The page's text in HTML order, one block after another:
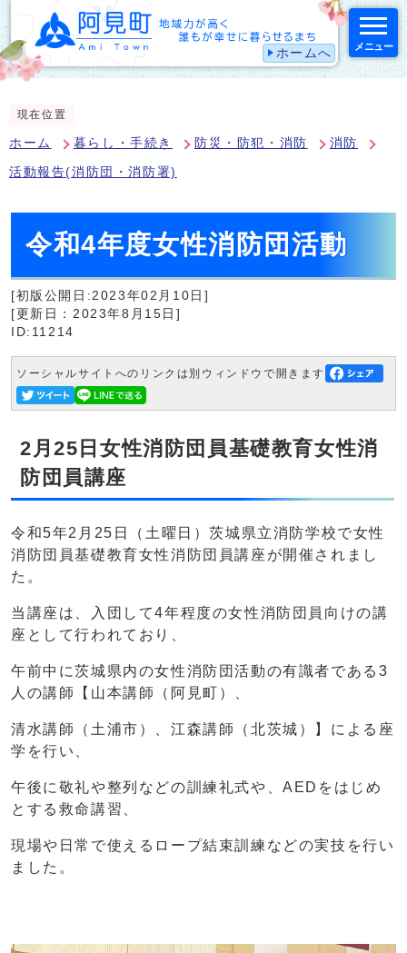
ホームへ メニュー
現在位置
ホーム 暮らし・手続き 防災・防犯・消防 消防
活動報告(消防団・消防署)
令和4年度女性消防団活動
[初版公開日:2023年02月10日]
[更新日：2023年8月15日]
ID:11214
ソーシャルサイトへのリンクは別ウィンドウで開きます
2月25日女性消防団員基礎教育女性消
防団員講座
令和5年2月25日（土曜日）茨城県立消防学校で女性
消防団員基礎教育女性消防団員講座が開催されまし
た。
当講座は、入団して4年程度の女性消防団員向けの講
座として行われており、
午前中に茨城県内の女性消防団活動の有識者である3
人の講師【山本講師（阿見町）、
清水講師（土浦市）、江森講師（北茨城）】による座
学を行い、
午後に敬礼や整列などの訓練礼式や、AEDをはじめ
とする救命講習、
現場や日常で使えるロープ結束訓練などの実技を行い
ました。